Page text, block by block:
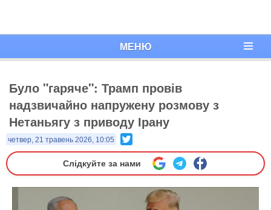
МЕНЮ
Було "гаряче": Трамп провів
надзвичайно напружену розмову з
Нетаньягу з приводу Ірану
четвер, 21 травень 2026, 10:05
Слідкуйте за нами